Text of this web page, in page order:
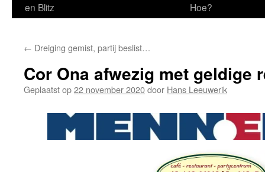
en Blitz
Hoe?
← Dreiging gemist, partij beslist…
Cor Ona afwezig met geldige
Geplaatst op22 november 2020door Hans Leeuwerik